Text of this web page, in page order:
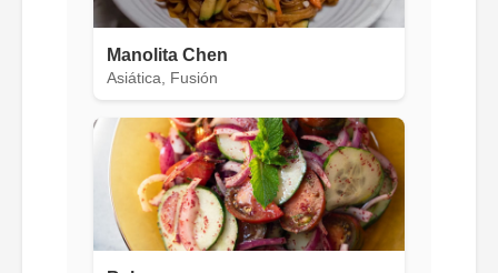
Manolita Chen
Asiática, Fusión